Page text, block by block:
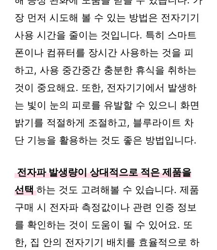
장 먼저 시도해 볼 수 있는 방법은 전자기기
사용 시간을 줄이는 것입니다. 특히 스마트
폰이나 컴퓨터를 장시간 사용하는 것을 피
하고, 사용 중간중간 충분한 휴식을 취하는
것이 중요해요. 또한, 전자기기에서 발생하
는 빛이 눈의 피로를 유발할 수 있으니 화면
밝기를 적절하게 조절하고, 블루라이트 차
단 기능을 활용하는 것도 좋은 방법입니다.
전자파 발생량이 상대적으로 적은 제품을
선택 하는 것도 고려해볼 수 있습니다. 제품
구매 시 전자파 측정값이나 관련 인증 정보
를 확인하는 것이 도움이 될 수 있어요. 또
한, 집 안의 전자기기 배치를 효율적으로 하